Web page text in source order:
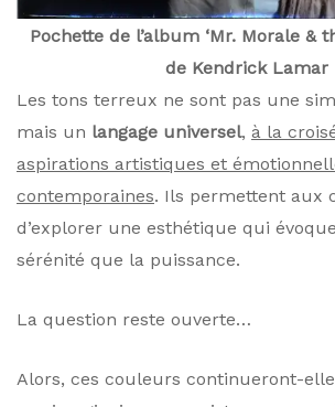
Pochette de l’album ‘Mr. Morale &
de Kendrick Lamar
Les tons terreux ne sont pas une
mais un langage universel, à la
aspirations artistiques et
contemporaines. Ils permettent aux
d’explorer une esthétique qui
sérénité que la puissance.
La question reste ouverte…
Alors, ces couleurs continueront-